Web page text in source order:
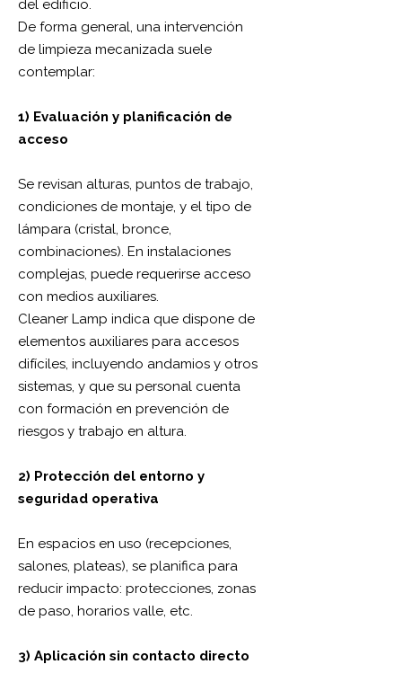
del edificio.
De forma general, una intervención
de limpieza mecanizada suele
contemplar:
1) Evaluación y planificación de
acceso
Se revisan alturas, puntos de trabajo,
condiciones de montaje, y el tipo de
lámpara (cristal, bronce,
combinaciones). En instalaciones
complejas, puede requerirse acceso
con medios auxiliares.
Cleaner Lamp indica que dispone de
elementos auxiliares para accesos
difíciles, incluyendo andamios y otros
sistemas, y que su personal cuenta
con formación en prevención de
riesgos y trabajo en altura.
2) Protección del entorno y
seguridad operativa
En espacios en uso (recepciones,
salones, plateas), se planifica para
reducir impacto: protecciones, zonas
de paso, horarios valle, etc.
3) Aplicación sin contacto directo